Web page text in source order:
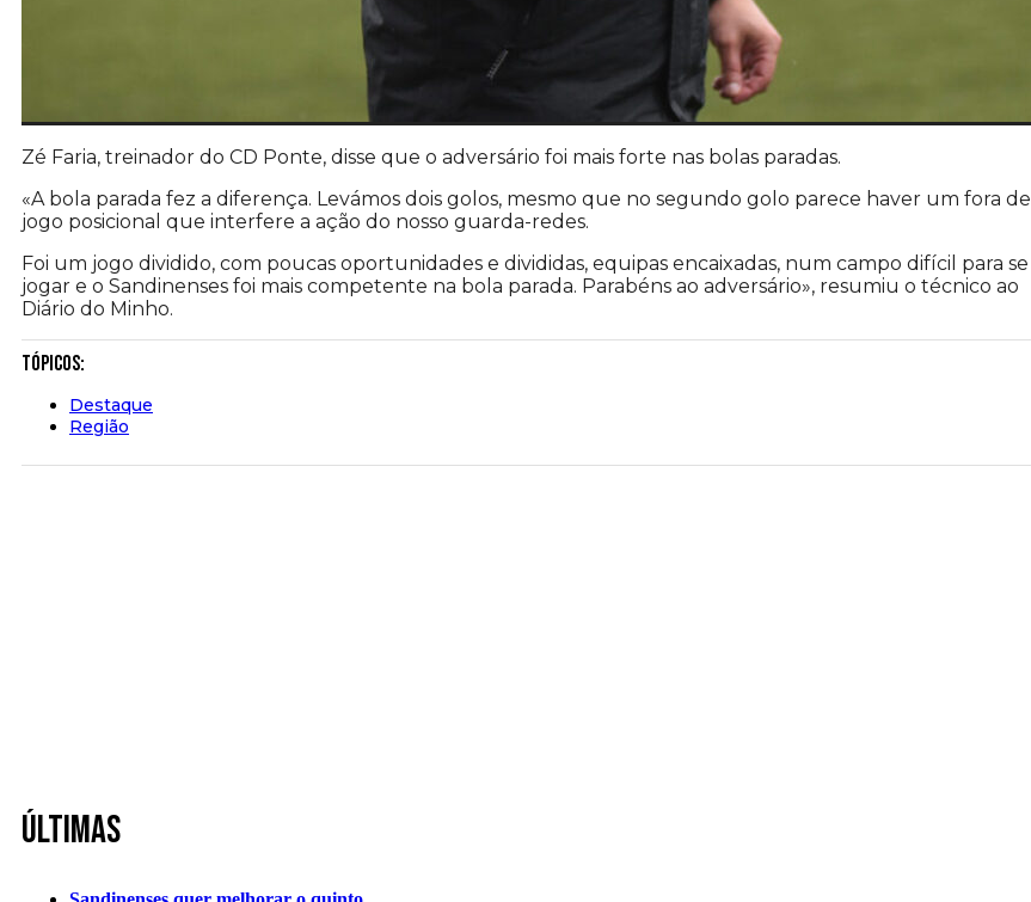
Zé Faria, treinador do CD Ponte, disse que o adversário foi mais forte nas bolas paradas.
«A bola parada fez a diferença. Levámos dois golos, mesmo que no segundo golo parece haver um fora de
jogo posicional que interfere a ação do nosso guarda-redes.
Foi um jogo dividido, com poucas oportunidades e divididas, equipas encaixadas, num campo difícil para se
jogar e o Sandinenses foi mais competente na bola parada. Parabéns ao adversário», resumiu o técnico ao
Diário do Minho.
Tópicos:
Destaque
Região
Últimas